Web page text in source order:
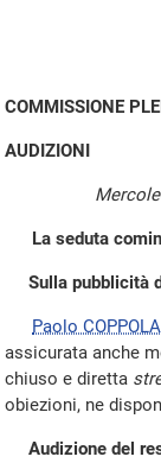
COMMISSIONE
AUDIZIONI
La seduta
Sulla pubblicità
Paolo COPPOLA
assicurata anche
chiuso e diretta
obiezioni, ne
Audizione del